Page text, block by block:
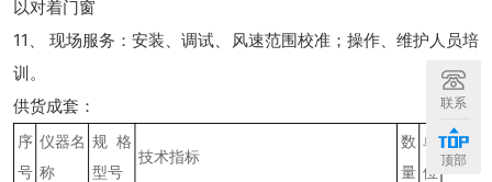
以对着门窗
11、 现场服务：安装、调试、风速范围校准；操作、维护人员培
训。
供货成套：
+
序
号
仪器名
称
规格
型号
技术指标
数
量
单
位
联系
顶部